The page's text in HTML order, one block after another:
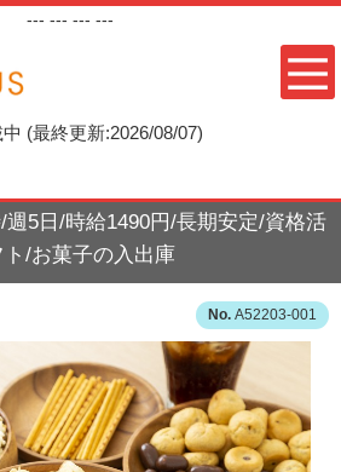
--- --- --- ---
(最終更新:2026/08/07)
/週5日/時給1490円/長期安定/資格活
/お菓子の入出庫
A52203-001